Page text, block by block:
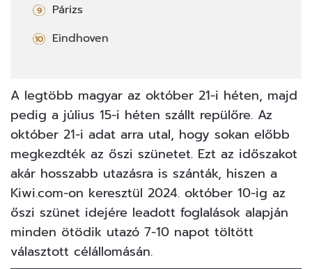
Párizs
Eindhoven
A legtöbb magyar az október 21-i héten, majd
pedig a július 15-i héten szállt repülőre. Az
október 21-i adat arra utal, hogy sokan előbb
megkezdték az őszi szünetet. Ezt az időszakot
akár hosszabb utazásra is szánták, hiszen a
Kiwi.com-on keresztül 2024. október 10-ig az
őszi szünet idejére leadott foglalások alapján
minden ötödik utazó 7-10 napot töltött
választott célállomásán.